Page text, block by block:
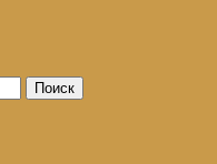
Поиск